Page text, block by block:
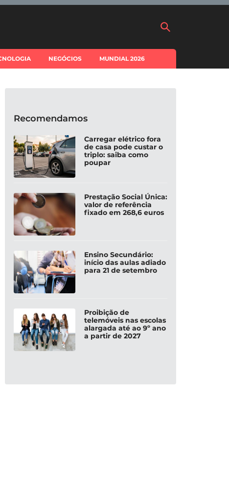
NEGÓCIOS MUNDIAL 2026
Recomendamos
Carregar elétrico fora
de casa pode custar o
triplo: saiba como
poupar
Prestação Social Única:
valor de referência
fixado em 268,6 euros
Ensino Secundário:
início das aulas adiado
para 21 de setembro
Proibição de
telemóveis nas escolas
alargada até ao 9º ano
a partir de 2027